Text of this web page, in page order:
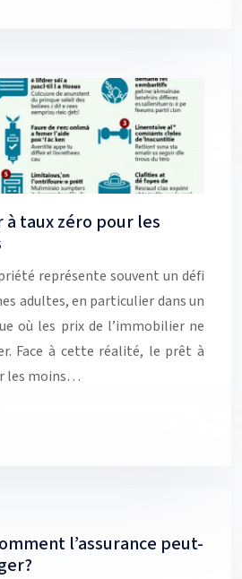
taux zéro pour les
représente souvent un défi
adultes, en particulier dans un
où les prix de l’immobilier ne
Face à cette réalité, le prêt à
les moins…
l’assurance peut-